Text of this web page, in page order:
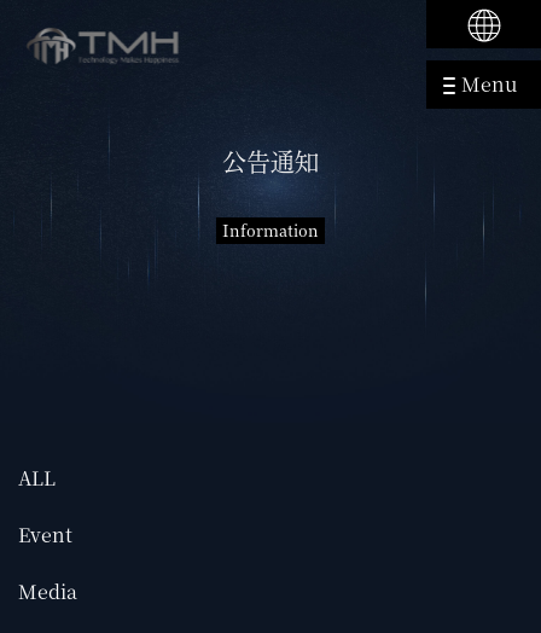
Menu
公告通知
Information
ALL
Event
Media